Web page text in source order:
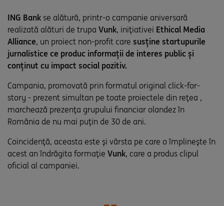
ING Bank se alătură, printr-o campanie aniversară
realizată alături de trupa Vunk, inițiativei Ethical Media
Alliance, un proiect non-profit care susține startupurile
jurnalistice ce produc informații de interes public și
conținut cu impact social pozitiv.
Campania, promovată prin formatul original click-for-
story - prezent simultan pe toate proiectele din rețea ,
marchează prezența grupului financiar olandez în
România de nu mai puțin de 30 de ani.
Coincidență, aceasta este și vârsta pe care o împlinește în
acest an îndrăgita formație Vunk, care a produs clipul
oficial al campaniei.